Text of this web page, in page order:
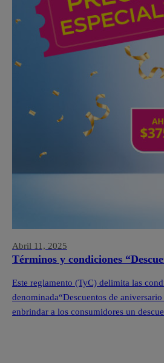
Abril 11, 2025
Términos y condiciones
Este reglamento (TyC) delimita las
denominada“Descuentos de
enbrindar a los consumidores un